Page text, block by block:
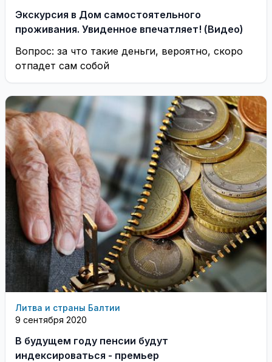
Экскурсия в Дом самостоятельного
проживания. Увиденное впечатляет! (Видео)
Вопрос: за что такие деньги, вероятно, скоро
отпадет сам собой
Литва и страны Балтии
9 сентября 2020
В будущем году пенсии будут
индексироваться - премьер